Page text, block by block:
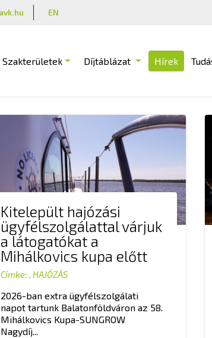
EN
Szakterületek Díjtáblázat Hírek
Kitelepült hajózási
ügyfélszolgálattal várjuk
a látogatókat a
Mihálkovics kupa előtt
Címke:,HAJÓZÁS
2026-ban extra ügyfélszolgálati
napot tartunk Balatonföldváron az 58.
Mihálkovics Kupa-SUNGROW
Nagydíj...